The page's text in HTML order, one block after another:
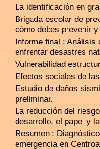
La identificación en
Brigada escolar de
cómo debes prevenir
Informe final : Análisis
enfrentar desastres
Vulnerabilidad
Efectos sociales de
Estudio de daños
preliminar.
La reducción del
desarrollo, el papel y
Resumen :
emergencia en